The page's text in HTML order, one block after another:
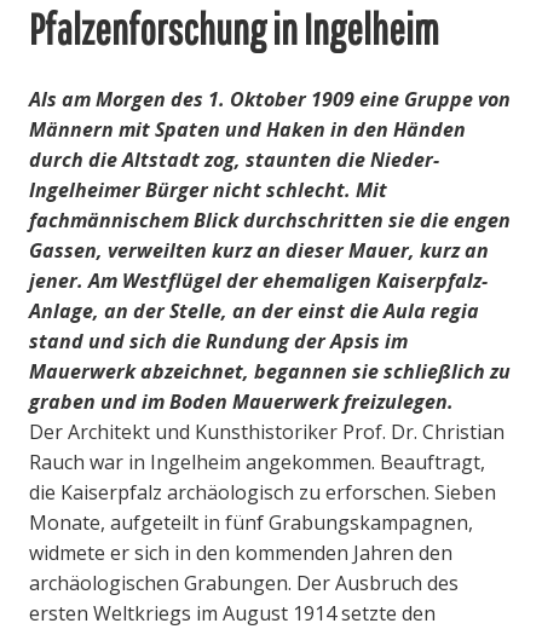
Pfalzenforschung in Ingelheim
Als am Morgen des 1. Oktober 1909 eine Gruppe von
Männern mit Spaten und Haken in den Händen
durch die Altstadt zog, staunten die Nieder-
Ingelheimer Bürger nicht schlecht. Mit
fachmännischem Blick durchschritten sie die engen
Gassen, verweilten kurz an dieser Mauer, kurz an
jener. Am Westflügel der ehemaligen Kaiserpfalz-
Anlage, an der Stelle, an der einst die Aula regia
stand und sich die Rundung der Apsis im
Mauerwerk abzeichnet, begannen sie schließlich zu
graben und im Boden Mauerwerk freizulegen.
Der Architekt und Kunsthistoriker Prof. Dr. Christian
Rauch war in Ingelheim angekommen. Beauftragt,
die Kaiserpfalz archäologisch zu erforschen. Sieben
Monate, aufgeteilt in fünf Grabungskampagnen,
widmete er sich in den kommenden Jahren den
archäologischen Grabungen. Der Ausbruch des
ersten Weltkriegs im August 1914 setzte den